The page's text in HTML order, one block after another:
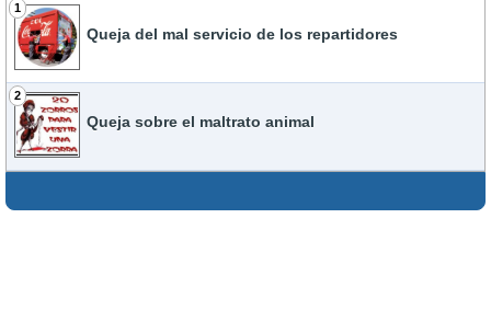
1
Queja del mal servicio de los repartidores
2
Queja sobre el maltrato animal